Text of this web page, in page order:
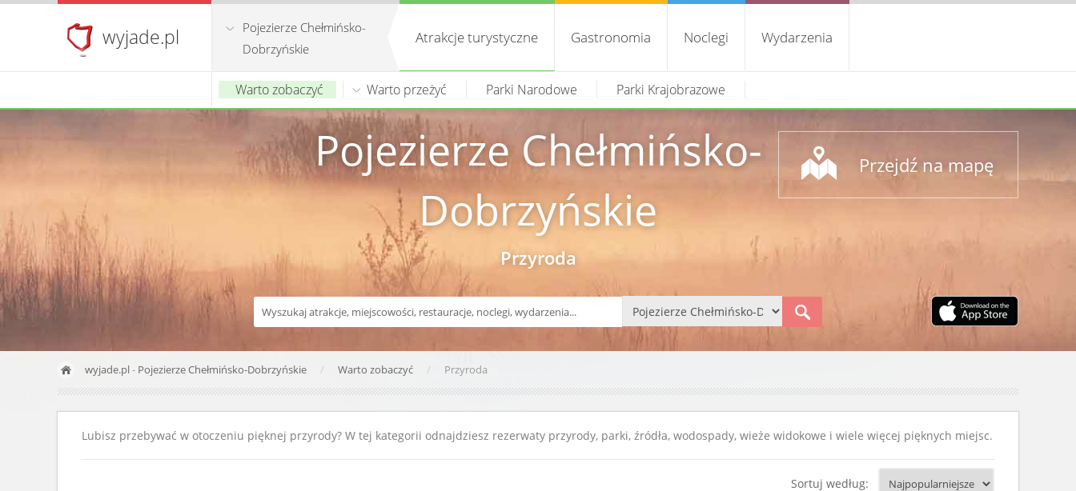
wyjade.pl
Pojezierze Chełmińsko-
Dobrzyńskie
Atrakcje turystyczne
Warto zobaczyć Warto przeżyć Parki Narodowe Parki Krajobrazowe
Gastronomia Noclegi Wydarzenia
Pojezierze Chełmińsko-
Dobrzyńskie
Przyroda
Przejdź na mapę
wyjade.pl- Pojezierze Chełmińsko-Dobrzyńskie Warto zobaczyć Przyroda
Lubisz przebywać w otoczeniu pięknej przyrody? W tej kategorii odnajdziesz rezerwaty przyrody, parki, źródła, wodospady, wieże widokowe i wiele więcej pięknych miejsc.
Sortuj według: